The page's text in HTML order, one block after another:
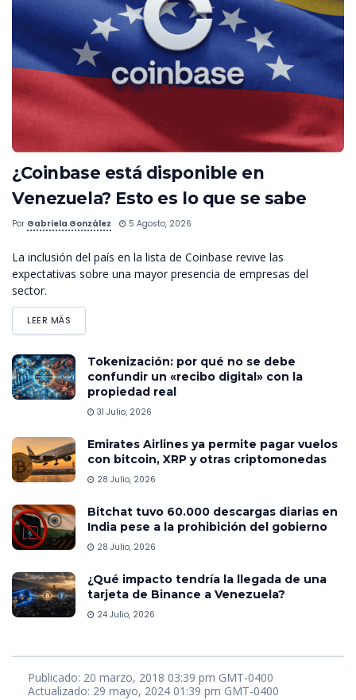
¿Coinbase está disponible en
Venezuela? Esto es lo que se sabe
Por Gabriela González 5 Agosto, 2026
La inclusión del país en la lista de Coinbase revive las
expectativas sobre una mayor presencia de empresas del
sector.
LEER MÁS
Tokenización: por qué no se debe
confundir un «recibo digital» con la
propiedad real
31 Julio, 2026
Emirates Airlines ya permite pagar vuelos
con bitcoin, XRP y otras criptomonedas
28 Julio, 2026
Bitchat tuvo 60.000 descargas diarias en
India pese a la prohibición del gobierno
28 Julio, 2026
¿Qué impacto tendría la llegada de una
tarjeta de Binance a Venezuela?
24 Julio, 2026
Publicado: 20 marzo, 2018 03:39 pm GMT-0400
Actualizado: 29 mayo, 2024 01:39 pm GMT-0400